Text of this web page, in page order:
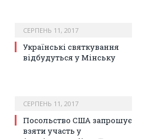
СЕРПЕНЬ 11, 2017
Українські святкування
відбудуться у Мінську
СЕРПЕНЬ 11, 2017
Посольство США запрошує
взяти участь у